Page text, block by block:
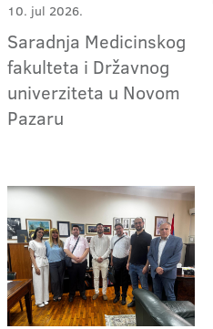
10. jul 2026.
Saradnja Medicinskog
fakulteta i Državnog
univerziteta u Novom
Pazaru